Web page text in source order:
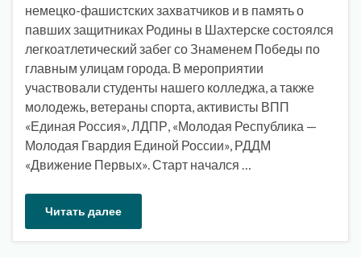
немецко-фашистских захватчиков и в память о
павших защитниках Родины в Шахтерске состоялся
легкоатлетический забег со Знаменем Победы по
главным улицам города. В мероприятии
участвовали студенты нашего колледжа, а также
молодежь, ветераны спорта, активисты ВПП
«Единая Россия», ЛДПР, «Молодая Республика —
Молодая Гвардия Единой России», РДДМ
«Движение Первых». Старт начался …
Читать далее